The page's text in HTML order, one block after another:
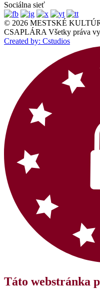
Sociálna sieť
© 2026 MESTSKÉ
CSAPLÁRA Všetky práva
Created by: Cstudios
Táto webstránka